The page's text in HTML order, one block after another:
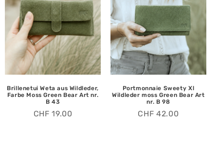
Brillenetui Weta aus Wildleder,
Farbe Moss Green Bear Art nr.
B 43
CHF 19.00
Portmonnaie Sweety Xl
Wildleder moss Green Bear Art
nr. B 98
CHF 42.00